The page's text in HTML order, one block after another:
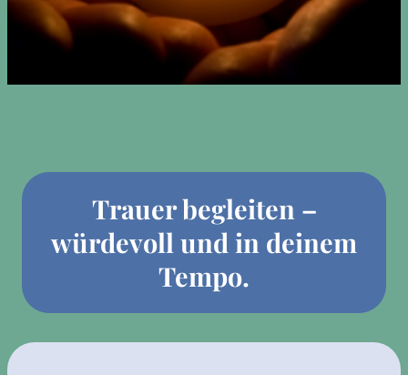
Trauer begleiten –
würdevoll und in deinem
Tempo.